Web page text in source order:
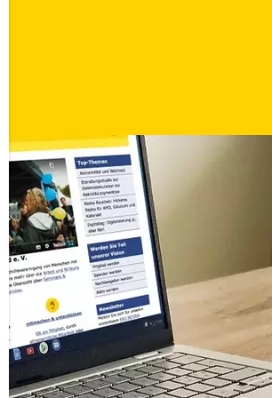
Formaten an
dieses bestellen bzw. herunterladen